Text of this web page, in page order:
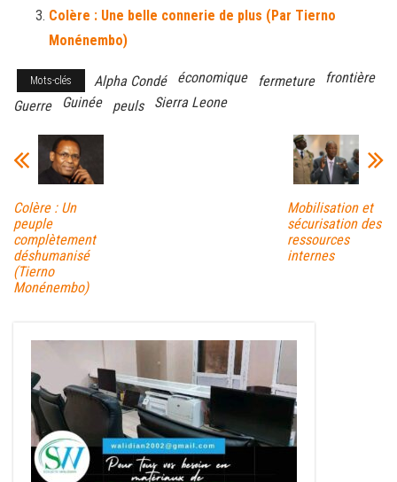
Colère : Une belle connerie de plus (Par Tierno
Monénembo)
Mots-clés Alpha Condé économique fermeture
frontière
Guerre
Guinée peuls Sierra Leone
Colère : Un
peuple
complètement
déshumanisé
(Tierno
Monénembo)
Mobilisation et
sécurisation des
ressources
internes